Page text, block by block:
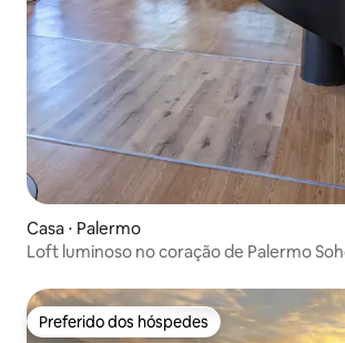
Casa ⋅ Palermo
Loft luminoso no coração de Palermo
Preferido dos hóspedes
Preferido dos hóspedes